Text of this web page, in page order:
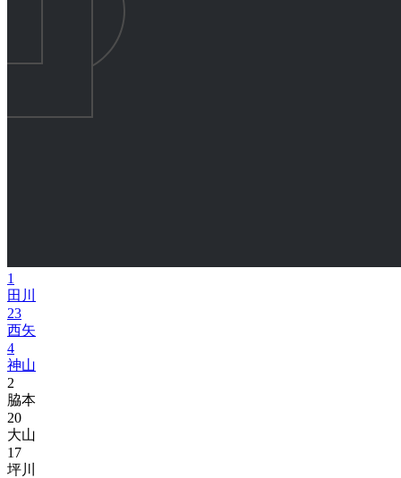
1
田川
23
西矢
4
神山
2
脇本
20
大山
17
坪川